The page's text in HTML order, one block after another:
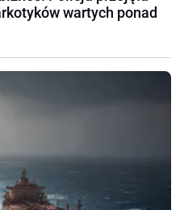
wartych ponad